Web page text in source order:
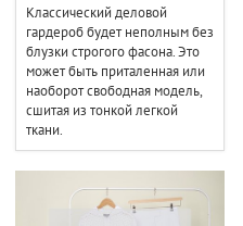
Классический деловой
гардероб будет неполным без
блузки строгого фасона. Это
может быть приталенная или
наоборот свободная модель,
сшитая из тонкой легкой
ткани.